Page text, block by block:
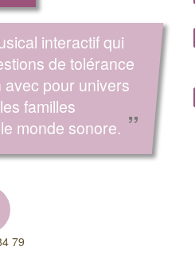
interactif qui
de tolérance
avec pour univers
familles
monde sonore. ”
79